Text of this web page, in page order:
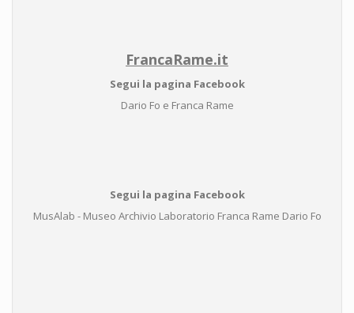
FrancaRame.it
Segui la pagina Facebook
Dario Fo e Franca Rame
Segui la pagina Facebook
MusAlab - Museo Archivio Laboratorio Franca Rame Dario Fo